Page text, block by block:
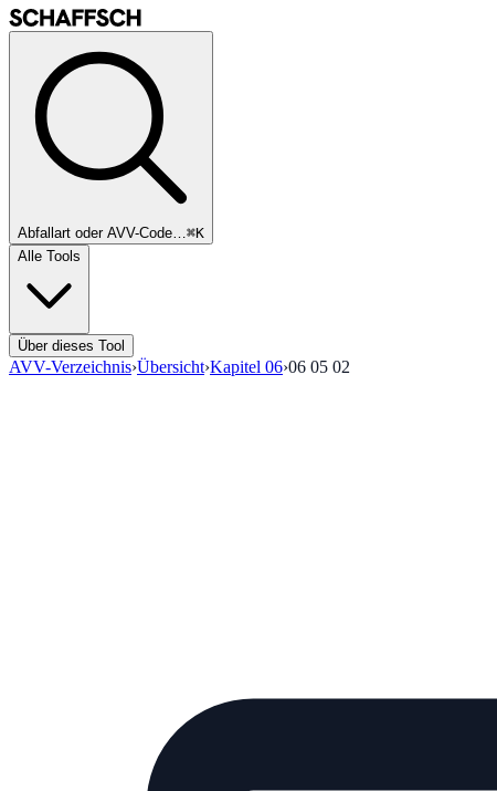
Abfallart oder AVV-Code…⌘K
Alle Tools
Über dieses Tool
AVV-Verzeichnis›Übersicht›Kapitel 06›06 05 02